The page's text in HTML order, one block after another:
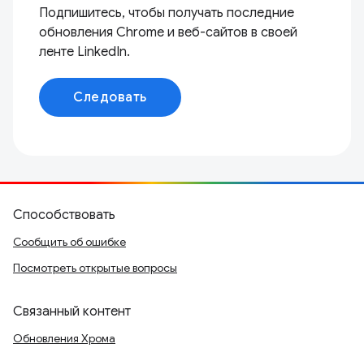
Подпишитесь, чтобы получать последние
обновления Chrome и веб-сайтов в своей
ленте LinkedIn.
Следовать
Способствовать
Сообщить об ошибке
Посмотреть открытые вопросы
Связанный контент
Обновления Хрома